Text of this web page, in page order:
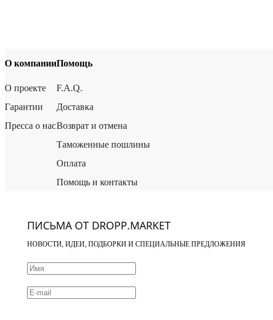
О компании
О проекте
Гарантии
Пресса о нас
Помощь
F.A.Q.
Доставка
Возврат и отмена
Таможенные пошлины
Оплата
Помощь и контакты
ПИСЬМА ОТ DROPP.MARKET
НОВОСТИ, ИДЕИ, ПОДБОРКИ И СПЕЦИАЛЬНЫЕ ПРЕДЛОЖЕНИЯ